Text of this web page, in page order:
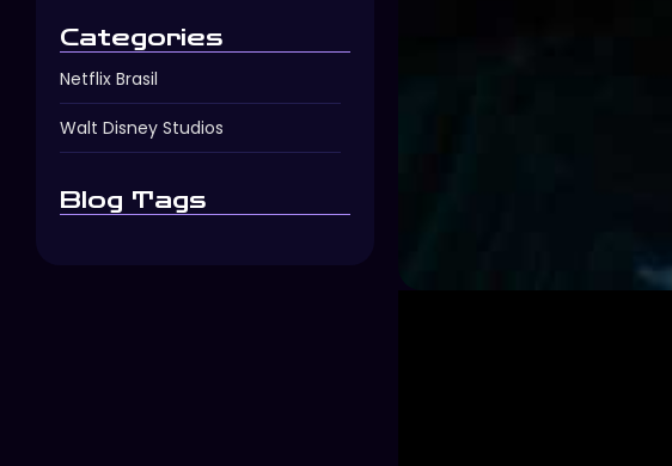
Categories
Netflix Brasil
Walt Disney Studios
Blog Tags